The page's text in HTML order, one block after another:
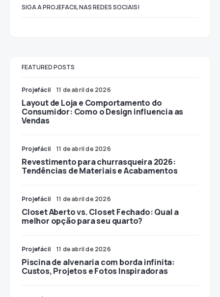
SIGA A PROJEFACIL NAS REDES SOCIAIS!
FEATURED POSTS
Projefácil 11 de abril de 2026
Layout de Loja e Comportamento do
Consumidor: Como o Design influencia as
Vendas
Projefácil 11 de abril de 2026
Revestimento para churrasqueira 2026:
Tendências de Materiais e Acabamentos
Projefácil 11 de abril de 2026
Closet Aberto vs. Closet Fechado: Qual a
melhor opção para seu quarto?
Projefácil 11 de abril de 2026
Piscina de alvenaria com borda infinita:
Custos, Projetos e Fotos Inspiradoras